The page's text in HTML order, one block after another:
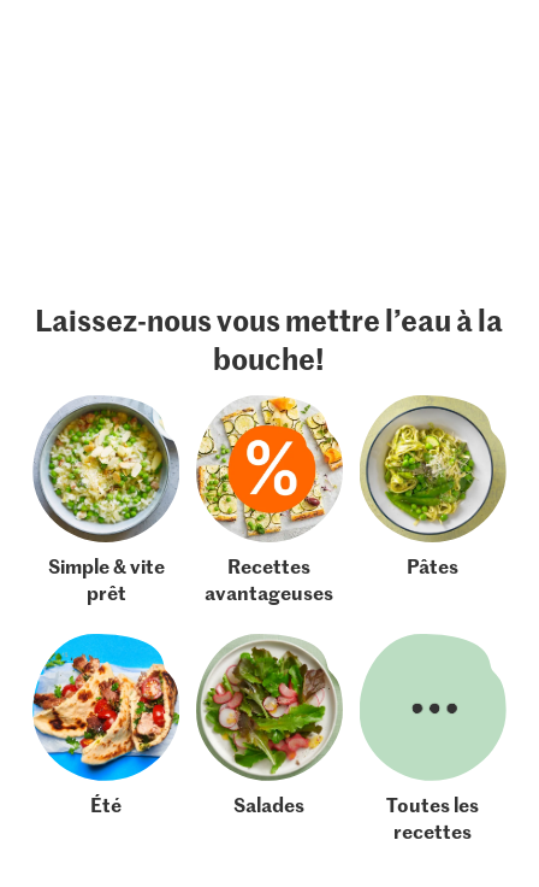
Laissez-nous vous mettre l’eau à la
bouche!
Simple & vite
prêt
Recettes
avantageuses
Pâtes
Été Salades
Toutes les
recettes